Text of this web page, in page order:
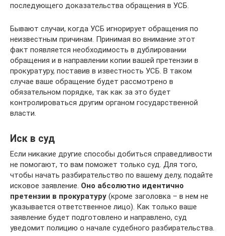
последующего доказательства обращения в УСБ.
Бывают случаи, когда УСБ игнорирует обращения по
неизвестным причинам. Принимая во внимание этот
факт появляется необходимость в дублировании
обращения и в направлении копии вашей претензии в
прокуратуру, поставив в известность УСБ. В таком
случае ваше обращение будет рассмотрено в
обязательном порядке, так как за это будет
контролироваться другим органом государственной
власти.
Иск в суд
Если никакие другие способы добиться справедливости
не помогают, то вам поможет только суд. Для того,
чтобы начать разбирательство по вашему делу, подайте
исковое заявление. Оно абсолютно идентично
претензии в прокуратуру (кроме заголовка – в нем не
указывается ответственное лицо). Как только ваше
заявление будет подготовлено и направлено, суд
уведомит полицию о начале судебного разбирательства.